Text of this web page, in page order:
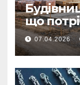
що
першої
ділянку
07.04.2026